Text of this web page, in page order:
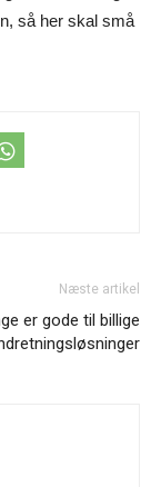
så her skal små
Næste artikel
er gode til billige